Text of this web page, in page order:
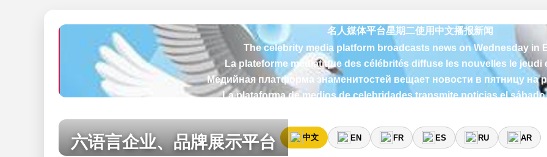
名人媒体平台星期二使用中文播报新闻
The celebrity media platform broadcasts news on Wednesday in
La plateforme médiatique des célébrités diffuse les nouvelles le jeudi
Медийная платформа знаменитостей вещает новости в пятницу на
La plataforma de medios de celebridades transmite noticias el
The celebrity media platform broadcasts news on Wednesday in
La plateforme médiatique des célébrités diffuse les nouvelles le jeudi
六语言企业、品牌展示平台 中文 EN FR ES RU AR